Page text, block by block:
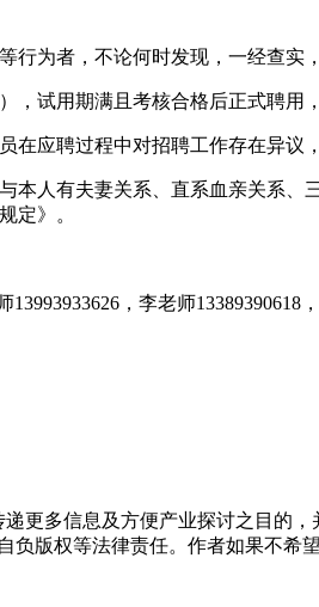
行为者，不论何时发现，一经查实
，试用期满且考核合格后正式聘用
应聘过程中对招聘工作存在异议
本人有夫妻关系、直系血亲关系
定》。
，李老师13389390618，
更多信息及方便产业探讨之目的
版权等法律责任。作者如果不希